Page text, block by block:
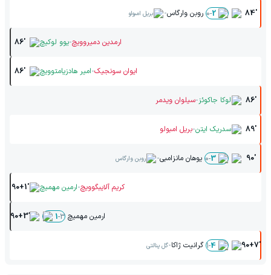
84'
2
-
0 روبن وارگاس- بریل امبولو
86' یوو لوکیچ-ارمدین دمیروویچ
86' امیر هادزیامتوویچ-ایوان سونجیک
86' لوکا جاکوئز-سیلوان ویدمر
89' سدریک ایتن-بریل امبولو
90'
3
-
0 یوهان مانزامبی- روبن وارگاس
90+1' ارمین مهمیچ-کریم آلایبگوویچ
90+3' 3
-
1 ارمین مهمیچ
90+7'
4
-
1 گرانیت ژاکا-گل پنالتی